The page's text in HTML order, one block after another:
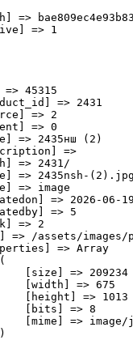
=>
=> 1
=> 45315
=> 2431
=> 2
=> 0
=> 2435нш (2)
=>
=> 2431/
=> 2435nsh-(2).jpg
=> image
=> 2026-06-
=> 5
=> 2
=> /assets/
=> Array
[size] => 209234
[width] => 675
[height] => 1013
[bits] => 8
[mime] => image/